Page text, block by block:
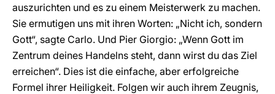
auszurichten und es zu einem Meisterwerk zu machen.
Sie ermutigen uns mit ihren Worten: „Nicht ich, sondern
Gott“, sagte Carlo. Und Pier Giorgio: „Wenn Gott im
Zentrum deines Handelns steht, dann wirst du das Ziel
erreichen“. Dies ist die einfache, aber erfolgreiche
Formel ihrer Heiligkeit. Folgen wir auch ihrem Zeugnis,